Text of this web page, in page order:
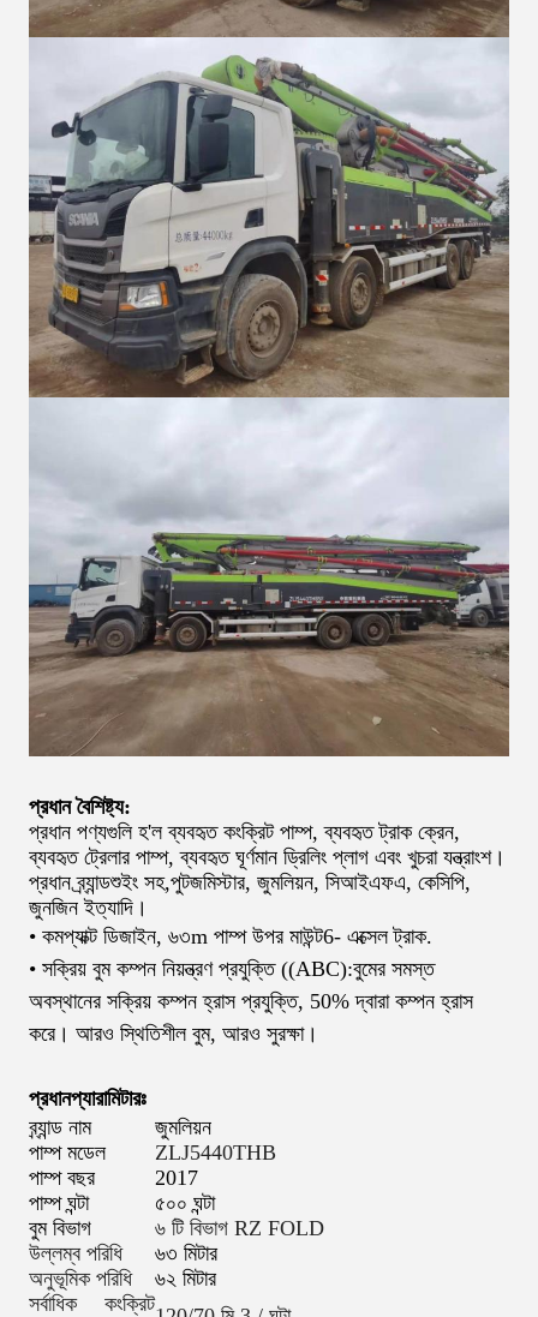
প্রধান বৈশিষ্ট্য:
প্রধান পণ্যগুলি হ'ল ব্যবহৃত কংক্রিট পাম্প, ব্যবহৃত ট্রাক ক্রেন,
ব্যবহৃত ট্রেলার পাম্প, ব্যবহৃত ঘূর্ণমান ড্রিলিং প্লাগ এবং খুচরা যন্ত্রাংশ।
প্রধান ব্র্যান্ডশুইং সহ,পুটজমিস্টার, জুমলিয়ন, সিআইএফএ, কেসিপি,
জুনজিন ইত্যাদি।
• কমপ্যাক্ট ডিজাইন, ৬৩m পাম্প উপর মাউন্ট6- এক্সেল ট্রাক.
• সক্রিয় বুম কম্পন নিয়ন্ত্রণ প্রযুক্তি ((ABC):বুমের সমস্ত
অবস্থানের সক্রিয় কম্পন হ্রাস প্রযুক্তি, 50% দ্বারা কম্পন হ্রাস
করে। আরও স্থিতিশীল বুম, আরও সুরক্ষা।
প্রধানপ্যারামিটারঃ
ব্র্যান্ড নাম
জুমলিয়ন
পাম্প মডেল
ZLJ5440THB
পাম্প বছর
2017
পাম্প ঘন্টা
৫০০ ঘন্টা
বুম বিভাগ
৬ টি বিভাগ RZ FOLD
উল্লম্ব পরিধি
৬৩ মিটার
অনুভূমিক পরিধি
৬২ মিটার
সর্বাধিক কংক্রিট